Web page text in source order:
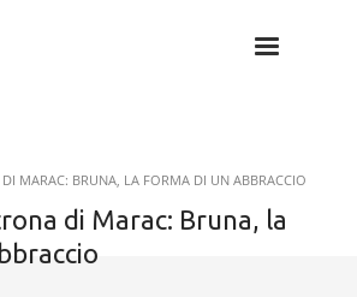
MARAC: BRUNA, LA FORMA DI UN ABBRACCIO
di Marac: Bruna, la